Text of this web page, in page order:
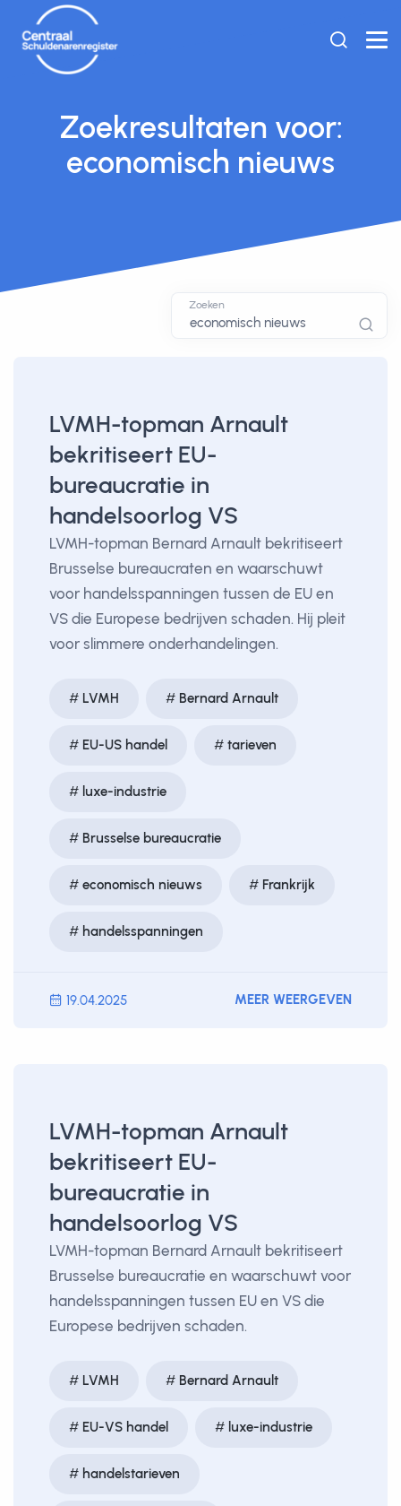
Zoekresultaten voor:
economisch nieuws
Zoeken
LVMH-topman Arnault
bekritiseert EU-
bureaucratie in
handelsoorlog VS
LVMH-topman Bernard Arnault bekritiseert
Brusselse bureaucraten en waarschuwt
voor handelsspanningen tussen de EU en
VS die Europese bedrijven schaden. Hij pleit
voor slimmere onderhandelingen.
LVMH Bernard Arnault
EU-US handel tarieven
luxe-industrie
Brusselse bureaucratie
economisch nieuws Frankrijk
handelsspanningen
19.04.2025 MEER WEERGEVEN
LVMH-topman Arnault
bekritiseert EU-
bureaucratie in
handelsoorlog VS
LVMH-topman Bernard Arnault bekritiseert
Brusselse bureaucratie en waarschuwt voor
handelsspanningen tussen EU en VS die
Europese bedrijven schaden.
LVMH Bernard Arnault
EU-VS handel luxe-industrie
handelstarieven